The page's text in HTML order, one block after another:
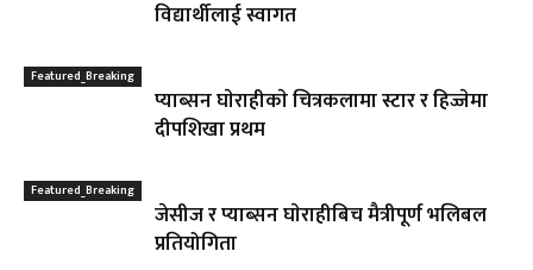
विद्यार्थीलाई स्वागत
Featured_Breaking
प्याब्सन घाेराहीकाे चित्रकलामा स्टार र हिज्जेमा
दीपशिखा प्रथम
Featured_Breaking
जेसीज र प्याब्सन घाेराहीबिच मैत्रीपूर्ण भलिबल
प्रतियोगिता